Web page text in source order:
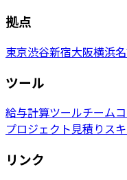
拠点
東京渋谷新宿大阪横浜
ツール
給与計算ツールチーム
プロジェクト見積りス
リンク